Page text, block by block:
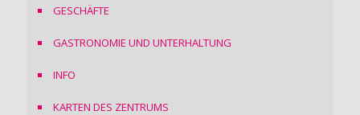
GESCHÄFTE
GASTRONOMIE UND UNTERHALTUNG
INFO
KARTEN DES ZENTRUMS